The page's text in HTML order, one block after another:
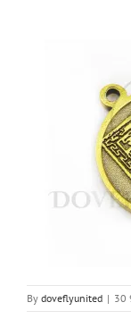
By doveflyunited | 30